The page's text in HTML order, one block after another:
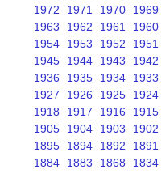
1972
1971 1970 1969
1963
1962 1961 1960
1954
1953 1952 1951
1945
1944 1943 1942
1936
1935 1934 1933
1927
1926 1925 1924
1918
1917 1916 1915
1905
1904 1903 1902
1895
1894 1892 1891
1884
1883 1868 1834